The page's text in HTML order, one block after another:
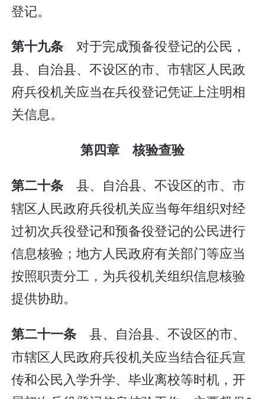
登记。
第十九条对于完成预备役登记的公民，
县、自治县、不设区的市、市辖区人民政
府兵役机关应当在兵役登记凭证上注明相
关信息。
第四章 核验查验
第二十条 县、自治县、不设区的市、市
辖区人民政府兵役机关应当每年组织对经
过初次兵役登记和预备役登记的公民进行
信息核验；地方人民政府有关部门等应当
按照职责分工，为兵役机关组织信息核验
提供协助。
第二十一条 县、自治县、不设区的市、
市辖区人民政府兵役机关应当结合征兵宣
传和公民入学升学、毕业离校等时机，开